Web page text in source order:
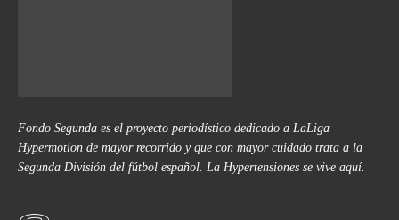
Fondo Segunda es el proyecto periodístico dedicado a LaLiga
Hypermotion de mayor recorrido y que con mayor cuidado trata a la
Segunda División del fútbol español. La Hypertensiones se vive aquí.